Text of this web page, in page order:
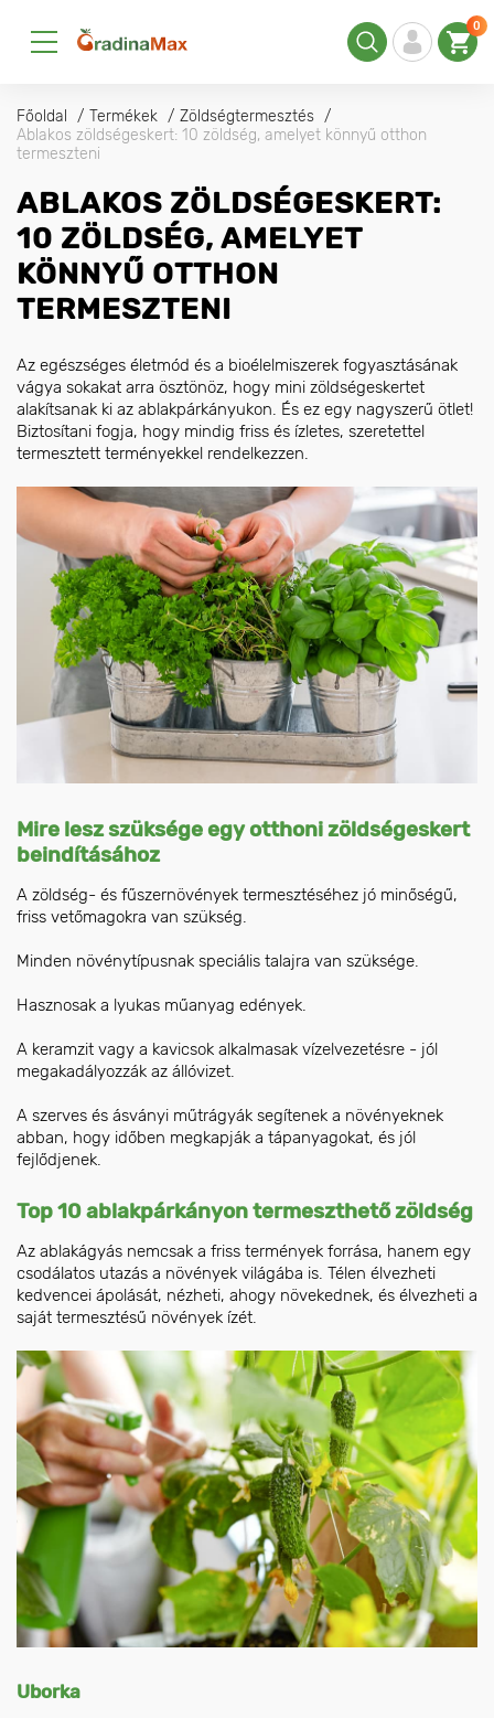
0
Főoldal Termékek
Zöldségtermesztés
Ablakos zöldségeskert: 10 zöldség, amelyet könnyű otthon
termeszteni
ABLAKOS ZÖLDSÉGESKERT:
10 ZÖLDSÉG, AMELYET
KÖNNYŰ OTTHON
TERMESZTENI
Az egészséges életmód és a bioélelmiszerek fogyasztásának
vágya sokakat arra ösztönöz, hogy mini zöldségeskertet
alakítsanak ki az ablakpárkányukon. És ez egy nagyszerű ötlet!
Biztosítani fogja, hogy mindig friss és ízletes, szeretettel
termesztett terményekkel rendelkezzen.
Mire lesz szüksége egy otthoni zöldségeskert
beindításához
A zöldség- és fűszernövények termesztéséhez jó minőségű,
friss vetőmagokra van szükség.
Minden növénytípusnak speciális talajra van szüksége.
Hasznosak a lyukas műanyag edények.
A keramzit vagy a kavicsok alkalmasak vízelvezetésre - jól
megakadályozzák az állóvizet.
A szerves és ásványi műtrágyák segítenek a növényeknek
abban, hogy időben megkapják a tápanyagokat, és jól
fejlődjenek.
Top 10 ablakpárkányon termeszthető zöldség
Az ablakágyás nemcsak a friss termények forrása, hanem egy
csodálatos utazás a növények világába is. Télen élvezheti
kedvencei ápolását, nézheti, ahogy növekednek, és élvezheti a
saját termesztésű növények ízét.
Uborka